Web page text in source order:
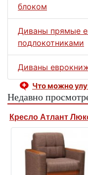
блоком
Диваны прямые
подлокотниками
Диваны
Что можно
Недавно
Кресло Атлант